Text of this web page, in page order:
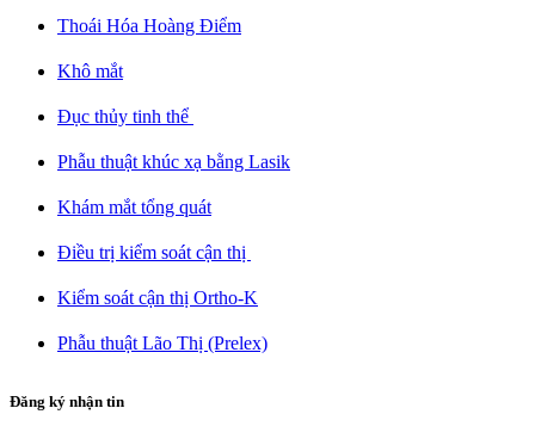
Thoái Hóa Hoàng Điểm​
Khô mắt​
Đục thủy tinh thể ​
Phẫu thuật khúc xạ bằng Lasik​
Khám mắt tổng quát​
Điều trị kiểm soát cận thị ​
Kiểm soát cận thị Ortho-K​
Phẫu thuật Lão Thị (Prelex)​
Đăng ký nhận tin